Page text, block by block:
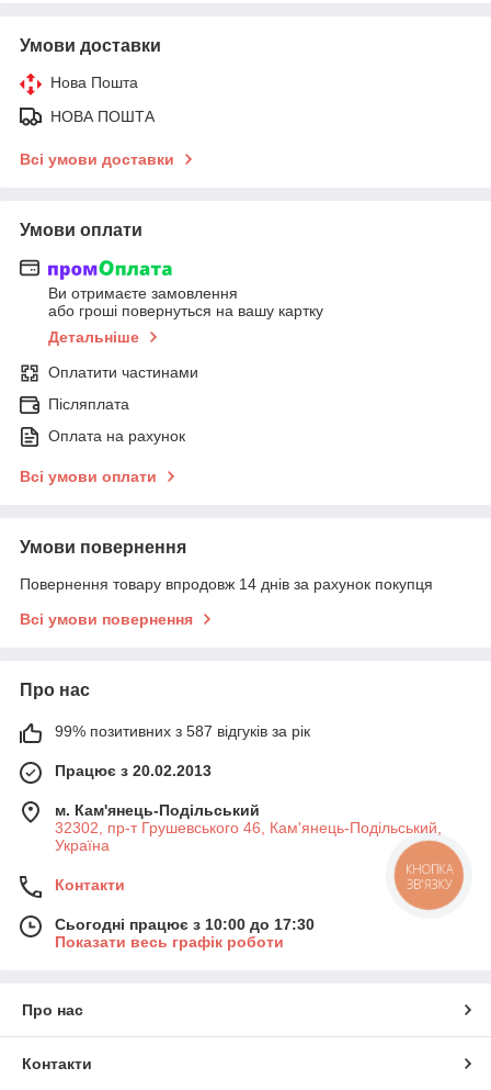
Умови доставки
Нова Пошта
НОВА ПОШТА
Всі умови доставки
Умови оплати
Ви отримаєте замовлення
або гроші повернуться на вашу картку
Детальніше
Оплатити частинами
Післяплата
Оплата на рахунок
Всі умови оплати
Умови повернення
Повернення товару впродовж 14 днів за рахунок покупця
Всі умови повернення
Про нас
99% позитивних з 587 відгуків за рік
Працює з 20.02.2013
м. Кам'янець-Подільський
32302, пр-т Грушевського 46, Кам'янець-Подільський,
Україна
Контакти
Сьогодні працює з 10:00 до 17:30
Показати весь графік роботи
Про нас
Контакти
КНОПКА
ЗВ'ЯЗКУ